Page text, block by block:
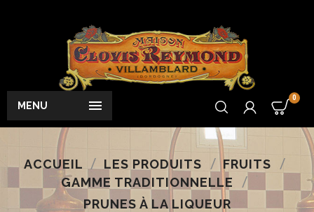

MENU
0
ACCUEIL LES PRODUITS
FRUITS
GAMME TRADITIONNELLE
PRUNES À LA LIQUEUR